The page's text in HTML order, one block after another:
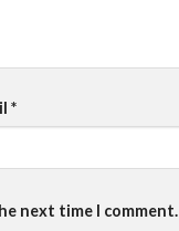
*
next time I comment.